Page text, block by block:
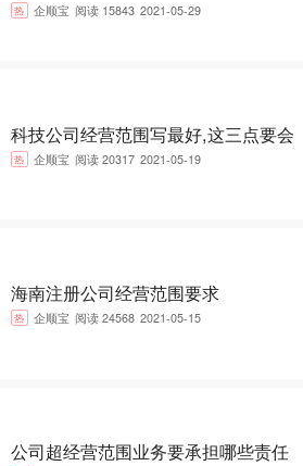
热 企顺宝 阅读 15843 2021-05-29
科技公司经营范围写最好,这三点要会
热 企顺宝 阅读 20317 2021-05-19
海南注册公司经营范围要求
热 企顺宝 阅读 24568 2021-05-15
公司超经营范围业务要承担哪些责任